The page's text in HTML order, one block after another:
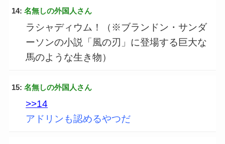
14: 名無しの外国人さん
ラシャディウム！（※ブランドン・サンダ
ーソンの小説「風の刃」に登場する巨大な
馬のような生き物）
15: 名無しの外国人さん
>>14
アドリンも認めるやつだ